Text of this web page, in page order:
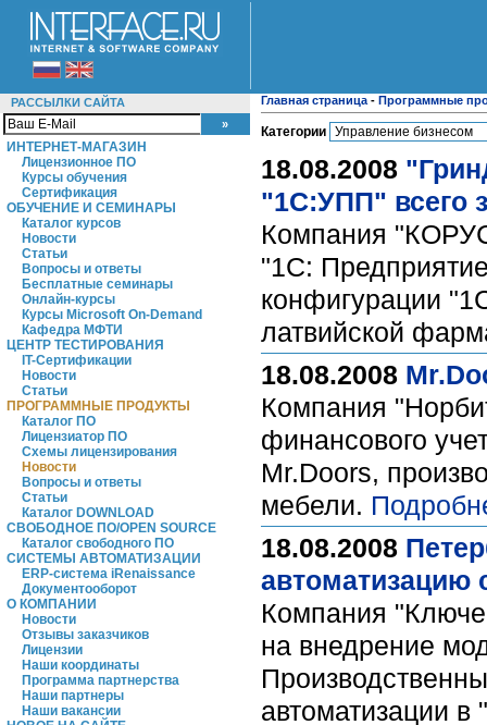
РАССЫЛКИ САЙТА
ИНТЕРНЕТ-МАГАЗИН
Лицензионное ПО
Курсы обучения
Сертификация
ОБУЧЕНИЕ И СЕМИНАРЫ
Каталог курсов
Новости
Статьи
Вопросы и ответы
Бесплатные семинары
Онлайн-курсы
Курсы Microsoft On-Demand
Кафедра МФТИ
ЦЕНТР ТЕСТИРОВАНИЯ
IT-Сертификации
Новости
Статьи
ПРОГРАММНЫЕ ПРОДУКТЫ
Каталог ПО
Лицензиатор ПО
Схемы лицензирования
Новости
Вопросы и ответы
Статьи
Каталог DOWNLOAD
СВОБОДНОЕ ПО/OPEN SOURCE
Каталог свободного ПО
СИСТЕМЫ АВТОМАТИЗАЦИИ
ERP-система iRenaissance
Документооборот
О КОМПАНИИ
Новости
Отзывы заказчиков
Лицензии
Наши координаты
Программа партнерства
Наши партнеры
Наши вакансии
Главная страница - Программные
Категории
18.08.2008
"1С:УПП" всего
Компания
"1С:
конфигурации
латвийской
18.08.2008
Компания
финансового
Mr.Doors,
мебели.
18.08.2008
автоматизацию
Компания
на внедрение
автоматизации в